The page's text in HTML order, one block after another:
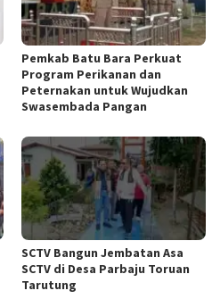
Pemkab Batu Bara Perkuat
Program Perikanan dan
Peternakan untuk Wujudkan
Swasembada Pangan
SCTV Bangun Jembatan Asa
SCTV di Desa Parbaju Toruan
Tarutung